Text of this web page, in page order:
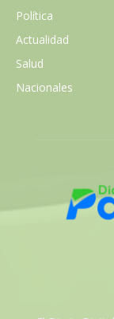
Política
Actualidad
Salud
Nacionales